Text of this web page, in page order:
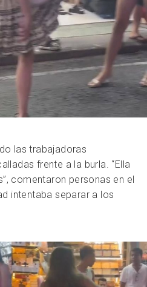
las trabajadoras
frente a la burla. “Ella
comentaron personas en el
intentaba separar a los